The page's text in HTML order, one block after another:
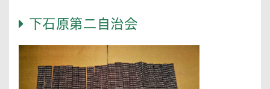
下石原第二自治会